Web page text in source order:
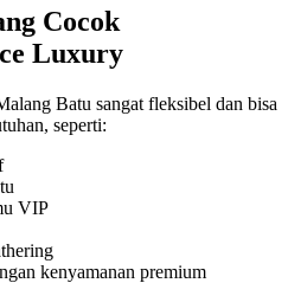
Cocok
Luxury
Batu sangat fleksibel dan bisa
seperti:
VIP
kenyamanan premium